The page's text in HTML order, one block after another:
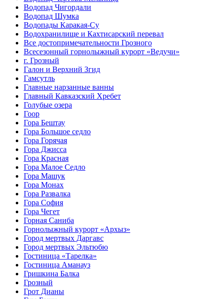
Водопад Чигордали
Водопад Шумка
Водопады Каракая-Су
Водохранилище и Кахтисарский перевал
Все достопримечательности Грозного
Всесезонный горнолыжный курорт «Ведучи»
г. Грозный
Галон и Верхний Згид
Гамсутль
Главные нарзанные ванны
Главный Кавказский Хребет
Голубые озера
Гоор
Гора Бештау
Гора Большое седло
Гора Горячая
Гора Джисса
Гора Красная
Гора Малое Седло
Гора Машук
Гора Монах
Гора Развалка
Гора София
Гора Чегет
Горная Саниба
Горнолыжный курорт «Архыз»
Город мертвых Даргавс
Город мертвых Эльтюбю
Гостиница «Тарелка»
Гостиница Аманауз
Гришкина Балка
Грозный
Грот Дианы